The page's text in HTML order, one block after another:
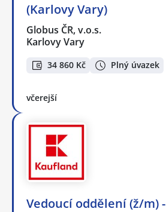
(Karlovy Vary)
Globus ČR, v.o.s.
Karlovy Vary
34 860 Kč Plný úvazek
včerejší
Vedoucí oddělení (ž/m) -